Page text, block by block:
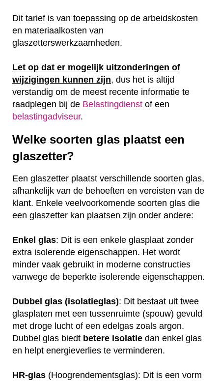
Dit tarief is van toepassing op de arbeidskosten
en materiaalkosten van
glaszetterswerkzaamheden.
Let op dat er mogelijk uitzonderingen of
wijzigingen kunnen zijn, dus het is altijd
verstandig om de meest recente informatie te
raadplegen bij de Belastingdienst of een
belastingadviseur.
Welke soorten glas plaatst een
glaszetter?
Een glaszetter plaatst verschillende soorten glas,
afhankelijk van de behoeften en vereisten van de
klant. Enkele veelvoorkomende soorten glas die
een glaszetter kan plaatsen zijn onder andere:
Enkel glas: Dit is een enkele glasplaat zonder
extra isolerende eigenschappen. Het wordt
minder vaak gebruikt in moderne constructies
vanwege de beperkte isolerende eigenschappen.
Dubbel glas (isolatieglas): Dit bestaat uit twee
glasplaten met een tussenruimte (spouw) gevuld
met droge lucht of een edelgas zoals argon.
Dubbel glas biedt betere isolatie dan enkel glas
en helpt energieverlies te verminderen.
HR-glas (Hoogrendementsglas): Dit is een vorm